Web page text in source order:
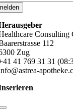
Consulting
112
Zug
41 769 31 31